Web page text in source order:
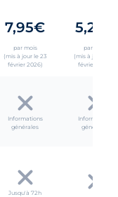
7,95€
par mois
(mis à jour le 23
février 2026)
5,22€
par mois
(mis à jour le 23
février 2026)
Informations
générales
Informations
générales
Jusqu'à 72h